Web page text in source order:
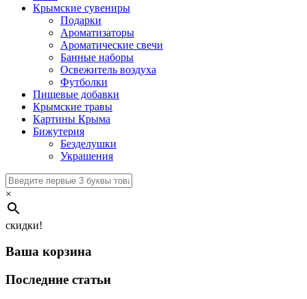
Крымские сувениры
Подарки
Ароматизаторы
Ароматические свечи
Банные наборы
Освежитель воздуха
Футболки
Пищевые добавки
Крымские травы
Картины Крыма
Бижутерия
Безделушки
Украшения
×
скидки!
Ваша корзина
Последние статьи